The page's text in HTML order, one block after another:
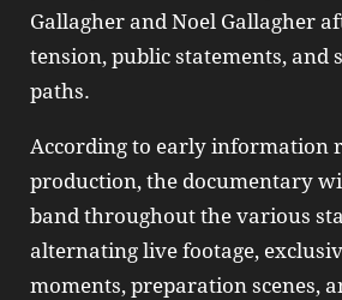
Gallagher and Noel Gallagher
tension, public statements, and
paths.
According to early information
production, the documentary
band throughout the various
alternating live footage,
moments, preparation scenes,